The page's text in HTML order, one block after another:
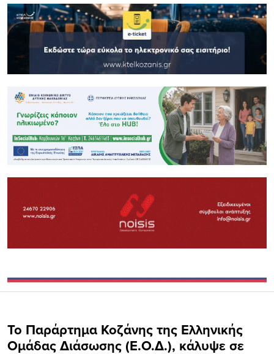
Το Παράρτημα Κοζάνης της Ελληνικής
Ομάδας Διάσωσης (Ε.Ο.Δ.), κάλυψε σε